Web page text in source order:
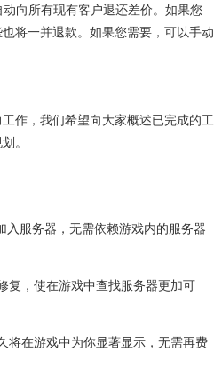
向所有现有客户退还差价。如果您
将一并退款。如果您需要，可以手动
作，我们希望向大家概述已完成的工
。
入服务器，无需依赖游戏内的服务器
复，使在游戏中查找服务器更加可
将在游戏中为你显著显示，无需再费